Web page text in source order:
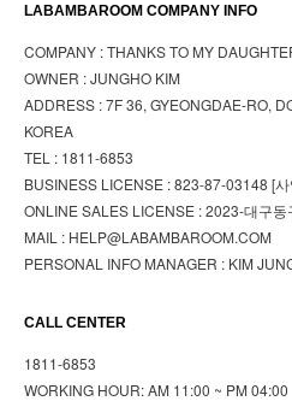
LABAMBAROOM COMPANY INFO
COMPANY : THANKS TO MY
OWNER : JUNGHO KIM
ADDRESS : 7F 36, GYEONGDAE-RO,
KOREA
TEL : 1811-6853
BUSINESS LICENSE : 823-87-03148 [
ONLINE SALES LICENSE : 2023-대구
MAIL : HELP@LABAMBAROOM.COM
PERSONAL INFO MANAGER : KIM
CALL CENTER
1811-6853
WORKING HOUR: AM 11:00 ~ PM 04:00